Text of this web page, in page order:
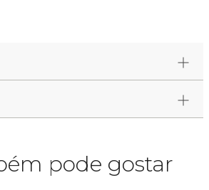
pode gostar